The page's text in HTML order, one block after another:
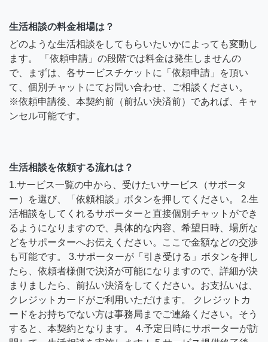
生活相談の料金相場は？
どのような生活相談をしてもらいたいかによっても変動し
ます。 「依頼申請」の段階では料金は発生しませんの
で、まずは、各サービスチケットに「依頼申請」を頂い
て、個別チャットにてお問い合わせ、ご相談ください。
※依頼申請後、本契約前（前払い決済前）であれば、キャ
ンセル可能です。
生活相談を依頼する流れは？
1.サービス一覧の中から、受けたいサービス（サポータ
ー）を選び、「依頼相談」ボタンを押してください。 2.生
活相談をしてくれるサポーターと直接個別チャットができ
るようになりますので、具体的な内容、希望日時、場所な
どをサポーターへお伝えください。ここで金額などの交渉
も可能です。 3.サポーターが「引き受ける」ボタンを押し
たら、依頼者様側で決済が可能になりますので、詳細が決
まりましたら、前払い決済をしてください。お支払いは、
クレジットカードがご利用いただけます。 クレジットカ
ードをお持ちでない方は事務局までご連絡ください。そう
すると、本契約となります。 4.予定日時にサポーターが訪